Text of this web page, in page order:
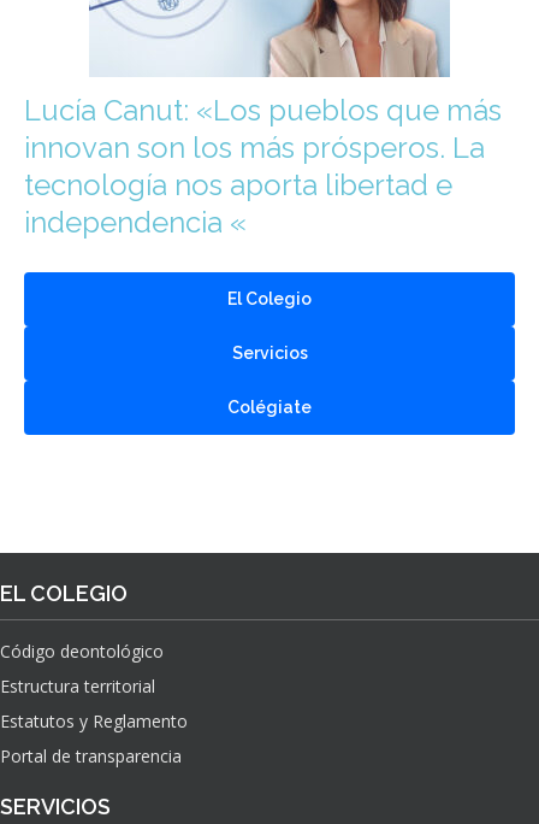
Lucía Canut: «Los pueblos que más
innovan son los más prósperos. La
tecnología nos aporta libertad e
independencia «
El Colegio
Servicios
Colégiate
EL COLEGIO
Código deontológico
Estructura territorial
Estatutos y Reglamento
Portal de transparencia
SERVICIOS